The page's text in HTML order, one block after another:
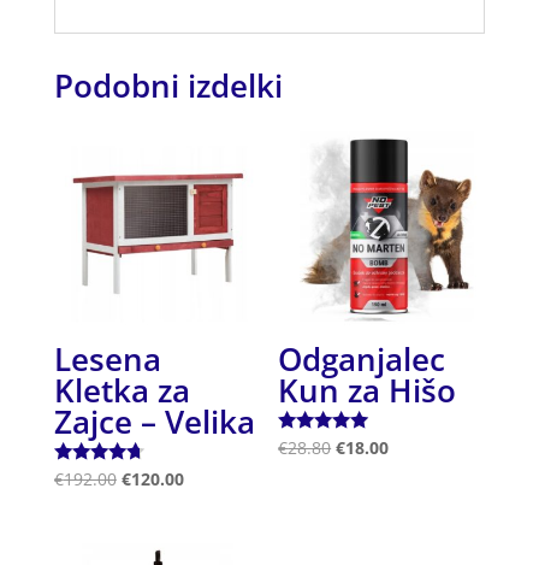
Podobni izdelki
Lesena
Kletka za
Zajce – Velika
Ocenjeno
€192.00 €120.00
Odganjalec
Kun za Hišo
Ocenjeno
€28.80 €18.00